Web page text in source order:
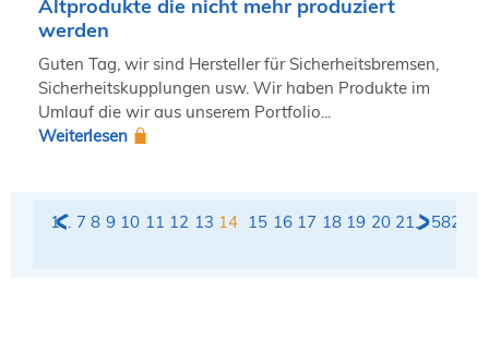
Altprodukte die nicht mehr produziert
werden
Guten Tag, wir sind Hersteller für Sicherheitsbremsen,
Sicherheitskupplungen usw. Wir haben Produkte im
Umlauf die wir aus unserem Portfolio...
Weiterlesen
1… 7 8 9 10 11 12 13 14 15 16 17 18 19 20 21… 582